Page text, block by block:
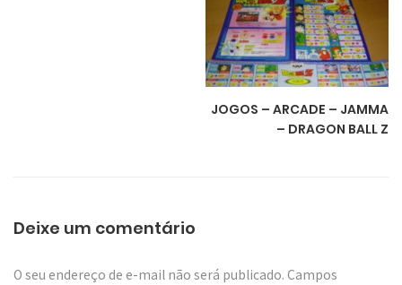
JOGOS – ARCADE – JAMMA
– DRAGON BALL Z
Deixe um comentário
O seu endereço de e-mail não será publicado. Campos